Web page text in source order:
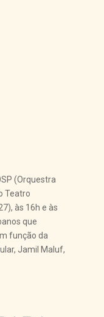
(Orquestra
Teatro
às 16h e às
que
função da
Jamil Maluf,